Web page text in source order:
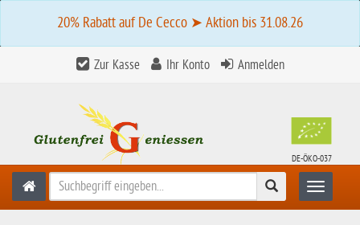
20% Rabatt auf De Cecco ➤ Aktion bis 31.08.26
Zur Kasse Ihr Konto Anmelden
DE-ÖKO-037
Suchen Toggle